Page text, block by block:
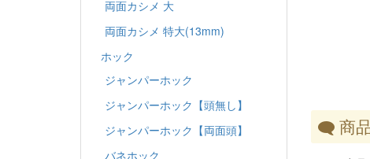
商
両面カシメ 大
両面カシメ 特大(13mm)
ホック
ジャンパーホック
ジャンパーホック【頭無し】
ジャンパーホック【両面頭】
バネホック